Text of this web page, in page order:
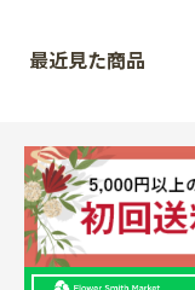
最近見た商品